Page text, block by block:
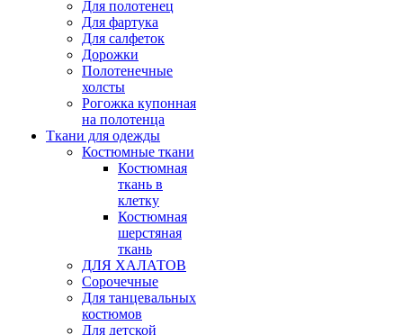
Для полотенец
Для фартука
Для салфеток
Дорожки
Полотенечные
холсты
Рогожка купонная
на полотенца
Ткани для одежды
Костюмные ткани
Костюмная
ткань в
клетку
Костюмная
шерстяная
ткань
ДЛЯ ХАЛАТОВ
Сорочечные
Для танцевальных
костюмов
Для детской